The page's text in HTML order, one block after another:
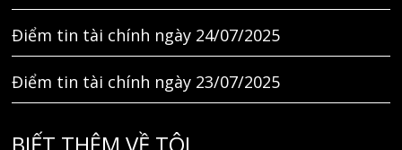
Điểm tin tài chính ngày 24/07/2025
Điểm tin tài chính ngày 23/07/2025
BIẾT THÊM VỀ TÔI